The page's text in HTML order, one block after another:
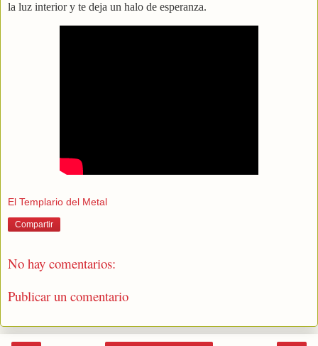
la luz interior y te deja un halo de esperanza.
El Templario del Metal
Compartir
No hay comentarios:
Publicar un comentario